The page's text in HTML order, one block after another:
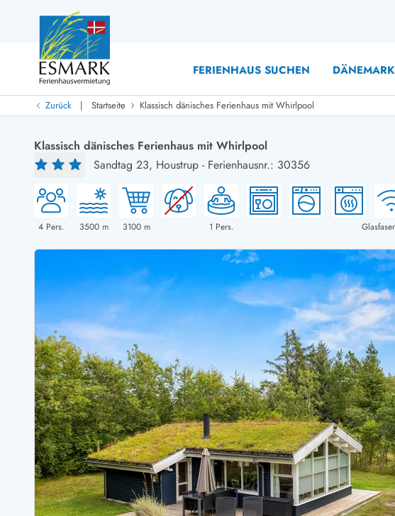
FERIENHAUS SUCHEN DÄNEMARK
Last Minute
Last Minute
Neu bei uns!
Neue Ferienhäuser bei ESMARK Ferienhäuser mit PoolFerienhäuser mit Hund
Neurenovierte Ferienhäuser
Ferienhäuser mit Endreinigung inklusive
Ferienhäuser dicht am Strand
Ferienhäuser neu gebaut
Ferienhäuser mit Sauna
Ferienhäuser Nicht-Raucher
Ferienhäuser mit Aussicht
Ferienhäuser mit Whirlpool
Ferienhäuser mit Freitagswechsel
Ferienhäuser mit Samstagswechsel
Ferienhäuser mit
Ferienhäuser für Angler
Ferienhäuser mit
Ferienhäuser mit
Ferienhäuser mit Kindern
Luxus Ferienhäuser
Ferienhäuser mit
Ferienhaus für 2
Ferienhaus für 4
Ferienhaus für 6
Ferienhäuser BjerregardFerienhäuser BlavandFerienhäuser Hvide Sande
Ferienhäuser Argab
Ferienhäuser in Arrild
Ferienhäuser Bjerregard
Ferienhäuser Blavand
Ferienhäuser Bork Havn
Ferienhäuser Fjand
Ferienhäuser Ho
Ferienhäuser Houstrup
Ferienhäuser Houvig
Ferienhäuser auf
Ferienhäuser in
Ferienhäuser Hvide
Zurück | Startseite Klassisch dänisches Ferienhaus mit Whirlpool
Klassisch dänisches Ferienhaus mit Whirlpool
Sandtag 23, Houstrup - Ferienhausnr.: 30356
4Pers. 3500m 3100m 1 Pers.